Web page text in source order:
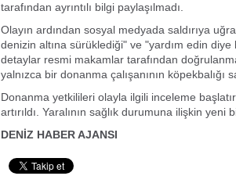
tarafından ayrıntılı bilgi paylaşılmadı.
Olayın ardından sosyal medyada saldırıya
denizin altına sürüklediği" ve "yardım edin diye
detaylar resmi makamlar tarafından
yalnızca bir donanma çalışanının köpekbalığı
Donanma yetkilileri olayla ilgili inceleme
artırıldı. Yaralının sağlık durumuna ilişkin
DENİZ HABER AJANSI